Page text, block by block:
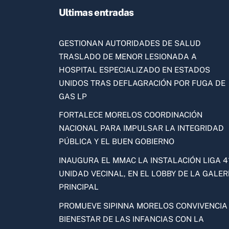
Ultimas entradas
GESTIONAN AUTORIDADES DE SALUD
TRASLADO DE MENOR LESIONADA A
HOSPITAL ESPECIALIZADO EN ESTADOS
UNIDOS TRAS DEFLAGRACIÓN POR FUGA DE
GAS LP
FORTALECE MORELOS COORDINACIÓN
NACIONAL PARA IMPULSAR LA INTEGRIDAD
PÚBLICA Y EL BUEN GOBIERNO
INAUGURA EL MMAC LA INSTALACIÓN LIGA
UNIDAD VECINAL, EN EL LOBBY DE LA
PRINCIPAL
PROMUEVE SIPINNA MORELOS CONVIVENCIA
BIENESTAR DE LAS INFANCIAS CON LA